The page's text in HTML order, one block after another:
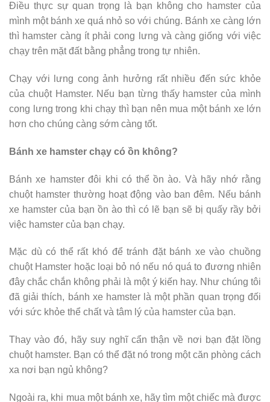
Điều thực sự quan trọng là bạn không cho hamster của
mình một bánh xe quá nhỏ so với chúng. Bánh xe càng lớn
thì hamster càng ít phải cong lưng và càng giống với việc
chạy trên mặt đất bằng phẳng trong tự nhiên.
Chạy với lưng cong ảnh hưởng rất nhiều đến sức khỏe
của chuột Hamster. Nếu bạn từng thấy hamster của mình
cong lưng trong khi chạy thì bạn nên mua một bánh xe lớn
hơn cho chúng càng sớm càng tốt.
Bánh xe hamster chạy có ồn không?
Bánh xe hamster đôi khi có thể ồn ào. Và hãy nhớ rằng
chuột hamster thường hoạt động vào ban đêm. Nếu bánh
xe hamster của bạn ồn ào thì có lẽ bạn sẽ bị quấy rầy bởi
việc hamster của bạn chạy.
Mặc dù có thể rất khó để tránh đặt bánh xe vào chuồng
chuột Hamster hoặc loại bỏ nó nếu nó quá to đương nhiên
đây chắc chắn không phải là một ý kiến ​​hay. Như chúng tôi
đã giải thích, bánh xe hamster là một phần quan trọng đối
với sức khỏe thể chất và tâm lý của hamster của bạn.
Thay vào đó, hãy suy nghĩ cẩn thận về nơi bạn đặt lồng
chuột hamster. Bạn có thể đặt nó trong một căn phòng cách
xa nơi bạn ngủ không?
Ngoài ra, khi mua một bánh xe, hãy tìm một chiếc mà được